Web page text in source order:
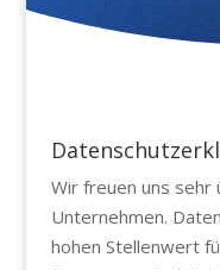
Wir freuen uns
Unternehmen.
hohen Stellenwert